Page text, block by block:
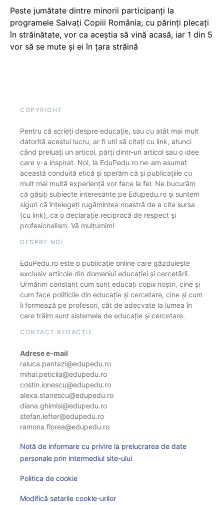
Peste jumătate dintre minorii participanți la
programele Salvați Copiii România, cu părinți plecați
în străinătate, vor ca aceștia să vină acasă, iar 1 din 5
vor să se mute și ei în țara străină
COPYRIGHT
Pentru că scrieți despre educație, sau cu atât mai mult
datorită acestui lucru, ar fi util să citați cu link, atunci
când preluați un articol, părți dintr-un articol sau o idee
care v-a inspirat. Noi, la EduPedu.ro ne-am asumat
această conduită etică și sperăm că și publicațiile cu
mult mai multă experiență vor face la fel. Ne bucurăm
că găsiți subiecte interesante pe Edupedu.ro și suntem
siguri că înțelegeți rugămintea noastră de a cita sursa
(cu link), ca o declarație reciprocă de respect și
profesionalism. Vă mulțumim!
DESPRE NOI
EduPedu.ro este o publicație online care găzduiește
exclusiv articole din domeniul educației și cercetării.
Urmărim constant cum sunt educați copiii noștri, cine și
cum face politicile din educație și cercetare, cine și cum
îi formează pe profesori, cât de adecvate la lumea în
care trăim sunt sistemele de educație și cercetare.
CONTACT REDACȚIE
Adrese e-mail
raluca.pantazi@edupedu.ro
mihai.peticila@edupedu.ro
costin.ionescu@edupedu.ro
alexa.stanescu@edupedu.ro
diana.ghimisi@edupedu.ro
stefan.lefter@edupedu.ro
ramona.florea@edupedu.ro
Notă de informare cu privire la prelucrarea de date
personale prin intermediul site-ului
Politica de cookie
Modifică setarile cookie-urilor